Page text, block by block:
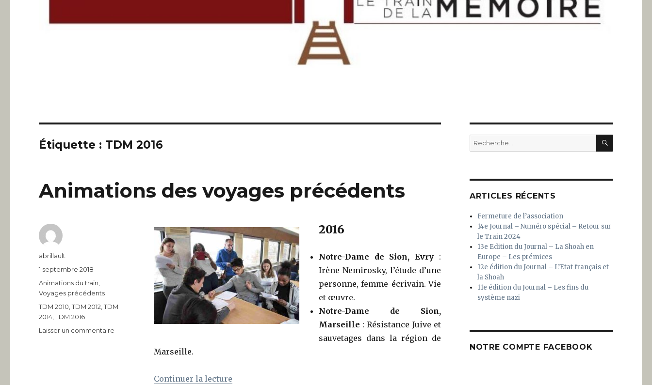
Étiquette : TDM 2016
Animations des voyages précédents
2016
Notre-Dame de Sion, Evry :
Irène Nemirosky, l’étude d’une
personne, femme-écrivain. Vie
et œuvre.
Notre-Dame de Sion,
Marseille : Résistance Juive et
sauvetages dans la région de
Marseille.
Continuer la lecturede « Animations des voyages précédents »
Auteur
abrillault
Publié
1 septembre 2018
Catégories
Animations du train
Voyages précédents
Étiquettes
TDM 2010 ,TDM 2012 ,TDM
2014 ,TDM 2016
Laisser un commentaire
Recherche
pour
ARTICLES RÉCENTS
Fermeture de l’association
14e Journal – Numéro spécial – Retour sur
le Train 2024
13e Edition du Journal – La Shoah en
Europe – Les prémices
12e édition du Journal – L’Etat français et
la Shoah
11e édition du Journal – Les fins du
système nazi
NOTRE COMPTE FACEBOOK